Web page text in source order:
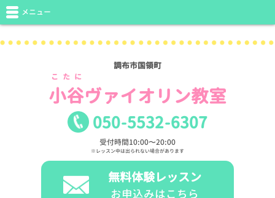
調布市国領町
小谷
こたに
ヴァイオリン教室
050-5532-6307
受付時間10:00〜20:00
※レッスン中は出られない場合があります
無料体験レッスン
お申込みはこちら
メニュー